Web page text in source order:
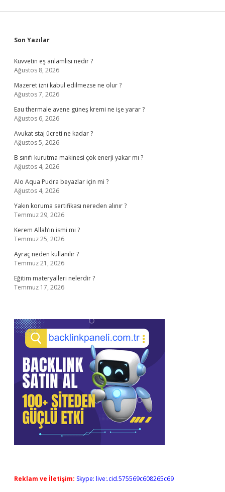
Sidebar
Son Yazılar
Kuvvetin eş anlamlısı nedir ?
Ağustos 8, 2026
Mazeret izni kabul edilmezse ne olur ?
Ağustos 7, 2026
Eau thermale avene güneş kremi ne işe yarar ?
Ağustos 6, 2026
Avukat staj ücreti ne kadar ?
Ağustos 5, 2026
B sınıfı kurutma makinesi çok enerji yakar mı ?
Ağustos 4, 2026
Alo Aqua Pudra beyazlar için mi ?
Ağustos 4, 2026
Yakın koruma sertifikası nereden alınır ?
Temmuz 29, 2026
Kerem Allah’ın ismi mi ?
Temmuz 25, 2026
Ayraç neden kullanılır ?
Temmuz 21, 2026
Eğitim materyalleri nelerdir ?
Temmuz 17, 2026
Reklam ve İletişim: Skype: live:.cid.575569c608265c69